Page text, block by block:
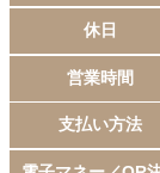
休日
営業時間
支払い方法